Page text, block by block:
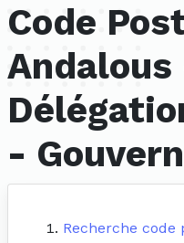
Code
Andalous
-
Recherche code